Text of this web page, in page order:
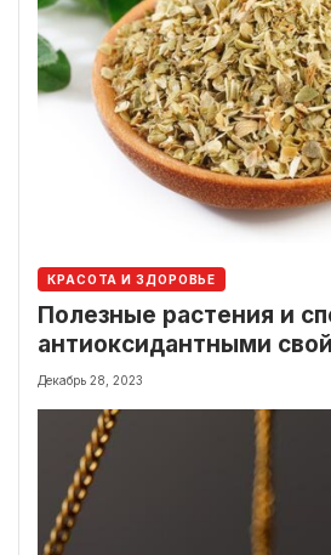
КРАСОТА И ЗДОРОВЬЕ
Полезные растения и
антиоксидантными
Декабрь 28, 2023